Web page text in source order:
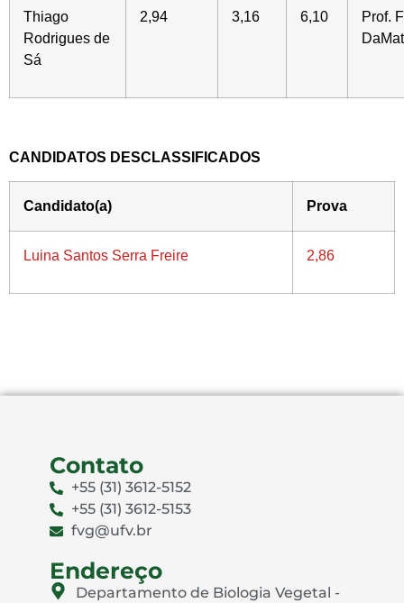
Thiago
Rodrigues de
Sá
2,94 3,16 6,10
Prof.
CANDIDATOS DESCLASSIFICADOS
Candidato(a) Prova
Luina Santos Serra Freire 2,86
Contato
+55 (31) 3612-5152
+55 (31) 3612-5153
fvg@ufv.br
Endereço
Departamento de Biologia Vegetal -